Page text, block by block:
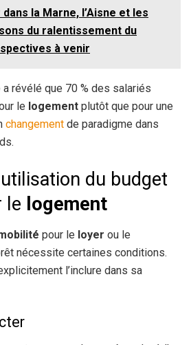
dans la Marne, l’Aisne et les
du ralentissement du
à venir
révélé que 70 % des salariés
le logement plutôt que pour une
changement de paradigme dans
du budget
le logement
pour le loyer ou le
nécessite certaines conditions.
l’inclure dans sa